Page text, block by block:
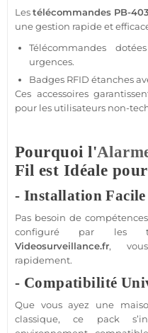
Lestélécommandes PB-
une gestion rapide et
Télécommandes
urgences.
Badges RFID étanches
Ces accessoires
pour les utilisateurs non-
Pourquoi l'
Fil est Idéale
- Installation Facile
Pas besoin de
configuré par les
Videosurveillance.fr,
rapidement.
- Compatibilité
Que vous ayez une
classique, ce pack